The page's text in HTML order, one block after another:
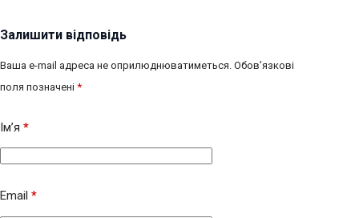
Залишити відповідь
Ваша e-mail адреса не оприлюднюватиметься. Обов’язкові
поля позначені *
Ім’я *
Email *